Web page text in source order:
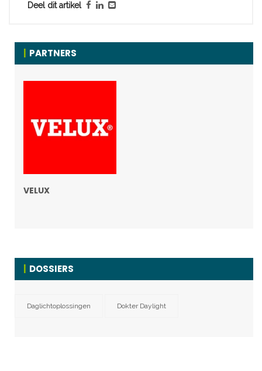
Deel dit artikel
PARTNERS
VELUX
DOSSIERS
Daglichtoplossingen Dokter Daylight